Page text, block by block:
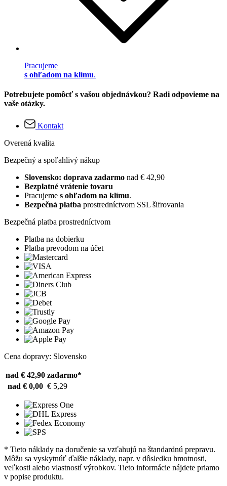
Pracujeme
s ohľadom na klímu.
Potrebujete pomôcť s vašou objednávkou? Radi odpovieme na
vaše otázky.
Kontakt
Overená kvalita
Bezpečný a spoľahlivý nákup
Slovensko: doprava zadarmo nad € 42,90
Bezplatné vrátenie tovaru
Pracujeme s ohľadom na klímu.
Bezpečná platba prostredníctvom SSL šifrovania
Bezpečná platba prostredníctvom
Platba na dobierku
Platba prevodom na účet
Cena dopravy: Slovensko
nad € 42,90 zadarmo*
nad € 0,00 € 5,29
* Tieto náklady na doručenie sa vzťahujú na štandardnú prepravu.
Môžu sa vyskytnúť ďalšie náklady, napr. v dôsledku hmotnosti,
veľkosti alebo vlastností výrobkov. Tieto informácie nájdete priamo
v popise produktu.